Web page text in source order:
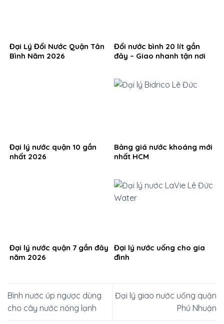
Đại Lý Đổi Nước Quận Tân
Bình Năm 2026
Đổi nước bình 20 lít gần
đây – Giao nhanh tận nơi
Đại lý nước quận 10 gần
nhất 2026
Bảng giá nước khoáng mới
nhất HCM
Đại lý nước quận 7 gần đây
năm 2026
Đại lý nước uống cho gia
đình
Bình nước úp ngược dùng
cho cây nước nóng lạnh
Đại lý giao nước uống quận
Phú Nhuận